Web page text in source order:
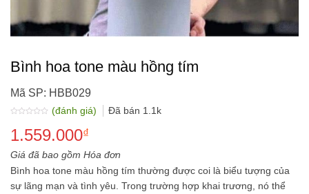
Bình hoa tone màu hồng tím
Mã SP: HBB029
xếp
hạng
5
sao
(đánh giá) Đã bán 1.1k
1.559.000₫
Giá đã bao gồm Hóa đơn
Bình hoa tone màu hồng tím thường được coi là biểu tượng của
sự lãng mạn và tình yêu. Trong trường hợp khai trương, nó thể